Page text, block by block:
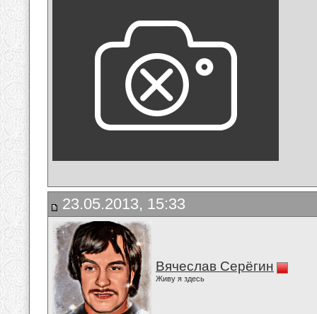
23.05.2013, 15:33
Вячеслав Серёгин
Живу я здесь